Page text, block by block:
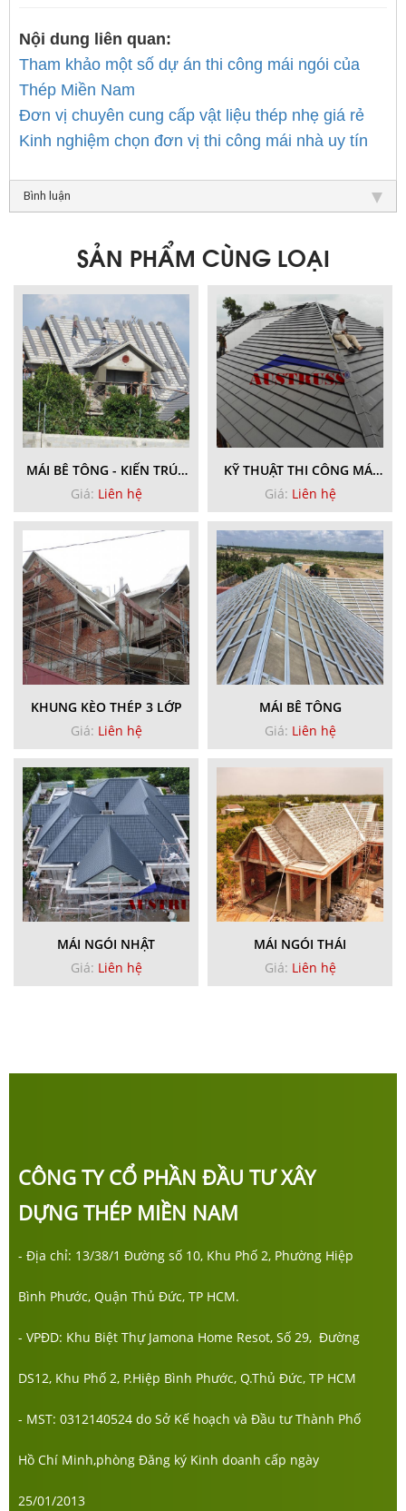
Nội dung liên quan:
Tham khảo một số dự án thi công mái ngói của
Thép Miền Nam
Đơn vị chuyên cung cấp vật liệu thép nhẹ giá rẻ
Kinh nghiệm chọn đơn vị thi công mái nhà uy tín
Bình luận
SẢN PHẨM CÙNG LOẠI
MÁI BÊ TÔNG - KIẾN TRÚC
ĐẸP
Giá: Liên hệ
KỸ THUẬT THI CÔNG MÁI
NGÓI
Giá: Liên hệ
KHUNG KÈO THÉP 3 LỚP
Giá: Liên hệ
MÁI BÊ TÔNG
Giá: Liên hệ
MÁI NGÓI NHẬT
Giá: Liên hệ
MÁI NGÓI THÁI
Giá: Liên hệ
CÔNG TY CỔ PHẦN ĐẦU TƯ XÂY
DỰNG THÉP MIỀN NAM
- Địa chỉ: 13/38/1 Đường số 10, Khu Phố 2, Phường Hiệp
Bình Phước, Quận Thủ Đức, TP HCM.
- VPĐD: Khu Biệt Thự Jamona Home Resot, Số 29, Đường
DS12, Khu Phố 2, P.Hiệp Bình Phước, Q.Thủ Đức, TP HCM
- MST: 0312140524 do Sở Kế hoạch và Đầu tư Thành Phố
Hồ Chí Minh,phòng Đăng ký Kinh doanh cấp ngày
25/01/2013